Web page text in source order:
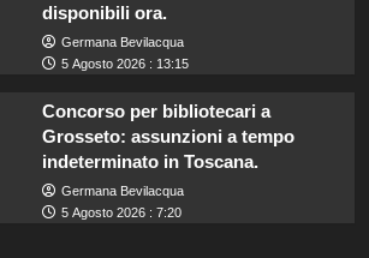
disponibili ora.
Germana Bevilacqua
5 Agosto 2026 : 13:15
Concorso per bibliotecari a
Grosseto: assunzioni a tempo
indeterminato in Toscana.
Germana Bevilacqua
5 Agosto 2026 : 7:20